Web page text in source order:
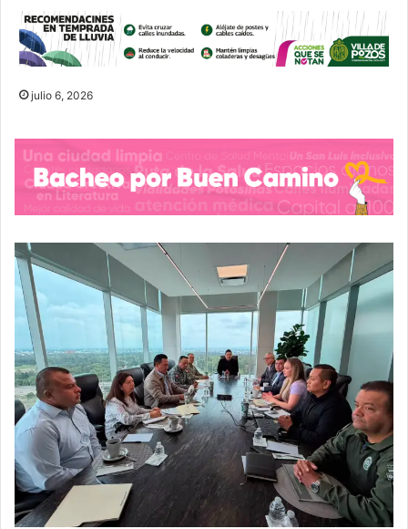
julio 6, 2026